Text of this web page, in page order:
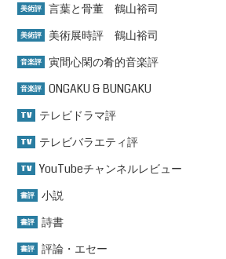
美術評 言葉と骨董 鶴山裕司
美術評 美術展時評 鶴山裕司
音楽評 寅間心閑の肴的音楽評
音楽評 ONGAKU & BUNGAKU
TV テレビドラマ評
TV テレビバラエティ評
TV YouTubeチャンネルレビュー
書評 小説
書評 詩書
書評 評論・エセー